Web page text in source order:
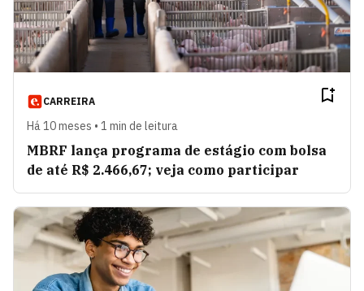
CARREIRA
Há 10 meses • 1 min de leitura
MBRF lança programa de estágio com bolsa
de até R$ 2.466,67; veja como participar